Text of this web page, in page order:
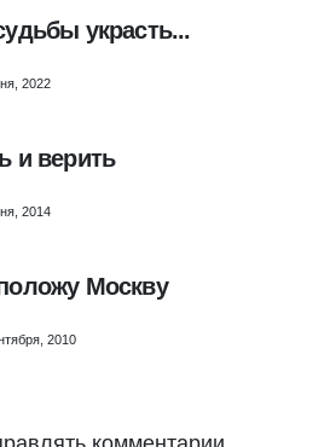
украсть...
2022
и верить
2014
Москву
2010